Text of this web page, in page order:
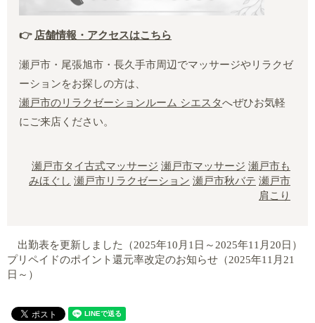
👉 店舗情報・アクセスはこちら
瀬戸市・尾張旭市・長久手市周辺でマッサージやリラクゼ
ーションをお探しの方は、
瀬戸市のリラクゼーションルーム シエスタへぜひお気軽
にご来店ください。
瀬戸市タイ古式マッサージ 瀬戸市マッサージ 瀬戸市も
みほぐし 瀬戸市リラクゼーション 瀬戸市秋バテ 瀬戸市
肩こり
出勤表を更新しました（2025年10月1日～2025年11月20日）
プリペイドのポイント還元率改定のお知らせ（2025年11月21
日～）